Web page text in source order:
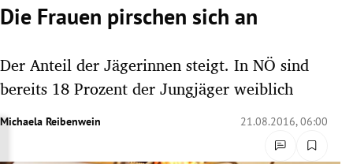
Untermenü
Die Frauen pirschen sich an
Der Anteil der Jägerinnen steigt. In NÖ sind
bereits 18 Prozent der Jungjäger weiblich
Michaela Reibenwein 21.08.2016, 06:00